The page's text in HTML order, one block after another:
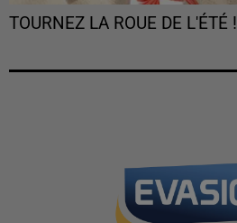
TOURNEZ LA ROUE DE L'ÉTÉ !